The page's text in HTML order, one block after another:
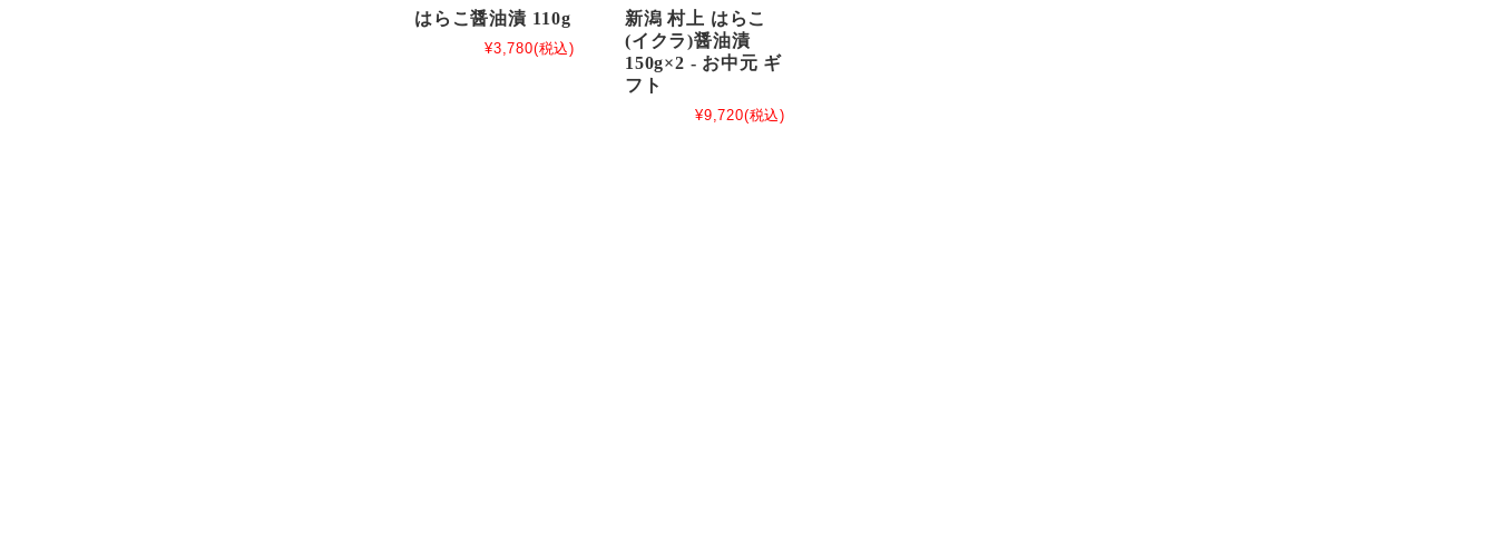
はらこ醤油漬 110g
¥3,780(税込)
新潟 村上 はらこ
(イクラ)醤油漬
150g×2 - お中元 ギ
フト
¥9,720(税込)